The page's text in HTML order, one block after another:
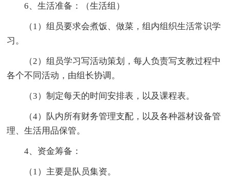
6、生活准备：（生活组）
（1）组员要求会煮饭、做菜，组内组织生活常识学
习。
（2）组员学习写活动策划，每人负责写支教过程中
各个不同活动，由组长协调。
（3）制定每天的时间安排表，以及课程表。
（4）队内所有财务管理支配，以及各种器材设备管
理、生活用品保管。
4、资金筹备：
（1）主要是队员集资。